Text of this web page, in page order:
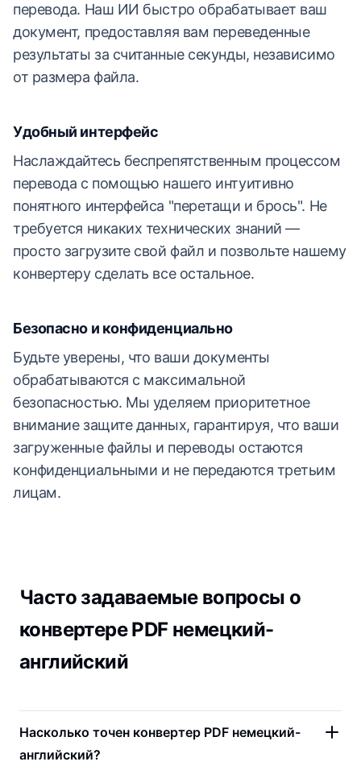
перевода. Наш ИИ быстро обрабатывает ваш
документ, предоставляя вам переведенные
результаты за считанные секунды, независимо
от размера файла.
Удобный интерфейс
Наслаждайтесь беспрепятственным процессом
перевода с помощью нашего интуитивно
понятного интерфейса "перетащи и брось". Не
требуется никаких технических знаний —
просто загрузите свой файл и позвольте нашему
конвертеру сделать все остальное.
Безопасно и конфиденциально
Будьте уверены, что ваши документы
обрабатываются с максимальной
безопасностью. Мы уделяем приоритетное
внимание защите данных, гарантируя, что ваши
загруженные файлы и переводы остаются
конфиденциальными и не передаются третьим
лицам.
Часто задаваемые вопросы о
конвертере PDF немецкий-
английский
Насколько точен конвертер PDF немецкий-
английский?